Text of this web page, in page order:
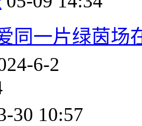
同一片绿茵场
6-2
30 10:57